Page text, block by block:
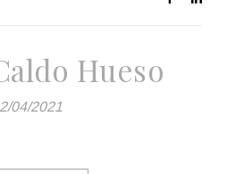
Hueso
04/2021